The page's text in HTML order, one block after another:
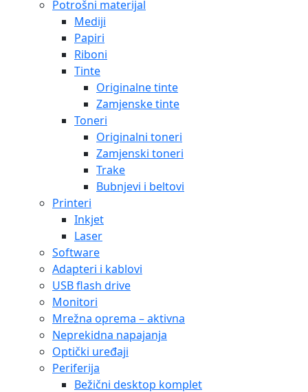
Potrošni materijal
Mediji
Papiri
Riboni
Tinte
Originalne tinte
Zamjenske tinte
Toneri
Originalni toneri
Zamjenski toneri
Trake
Bubnjevi i beltovi
Printeri
Inkjet
Laser
Software
Adapteri i kablovi
USB flash drive
Monitori
Mrežna oprema – aktivna
Neprekidna napajanja
Optički uređaji
Periferija
Bežični desktop komplet